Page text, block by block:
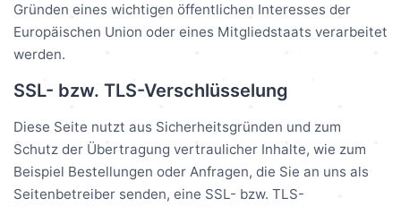
Gründen eines wichtigen öffentlichen Interesses der
Europäischen Union oder eines Mitgliedstaats verarbeitet
werden.
SSL- bzw. TLS-Verschlüsselung
Diese Seite nutzt aus Sicherheitsgründen und zum
Schutz der Übertragung vertraulicher Inhalte, wie zum
Beispiel Bestellungen oder Anfragen, die Sie an uns als
Seitenbetreiber senden, eine SSL- bzw. TLS-